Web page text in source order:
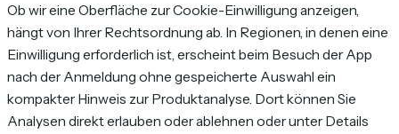
Ob wir eine Oberfläche zur Cookie-Einwilligung anzeigen,
hängt von Ihrer Rechtsordnung ab. In Regionen, in denen eine
Einwilligung erforderlich ist, erscheint beim Besuch der App
nach der Anmeldung ohne gespeicherte Auswahl ein
kompakter Hinweis zur Produktanalyse. Dort können Sie
Analysen direkt erlauben oder ablehnen oder unter Details